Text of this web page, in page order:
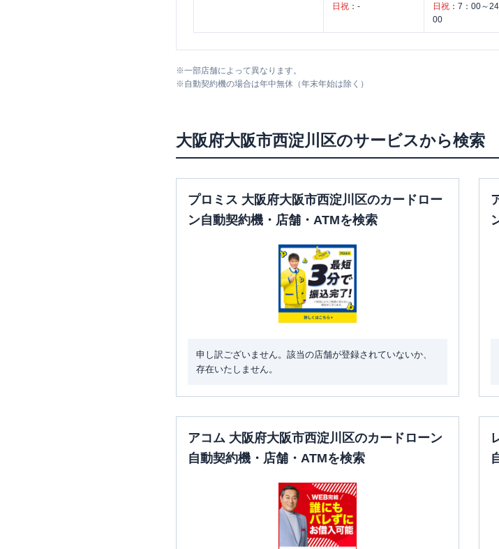
日祝 ： -
日祝 ： 7：00～24
00
※一部店舗によって異なります。
※自動契約機の場合は年中無休（年末年始は除く）
大阪府大阪市西淀川区のサービスから検索
プロミス 大阪府大阪市西淀川区のカードロー
ン自動契約機・店舗・ATMを検索
申し訳ございません。該当の店舗が登録されていないか、
存在いたしません。
アコム 大阪府大阪市西淀川区のカードローン
自動契約機・店舗・ATMを検索